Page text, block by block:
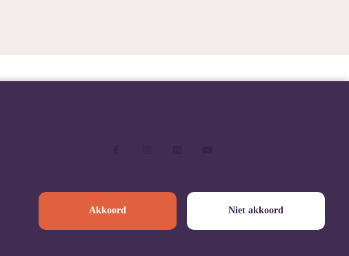
Akkoord Niet akkoord